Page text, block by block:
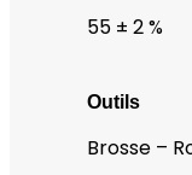
55 ± 2 %
Outils
Brosse –